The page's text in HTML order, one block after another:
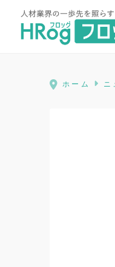
HRog | 人材
ホーム ニ